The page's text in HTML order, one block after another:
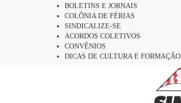
BOLETINS E JORNAIS
COLÔNIA DE FÉRIAS
SINDICALIZE-SE
ACORDOS COLETIVOS
CONVÊNIOS
DICAS DE CULTURA E FORMAÇÃO